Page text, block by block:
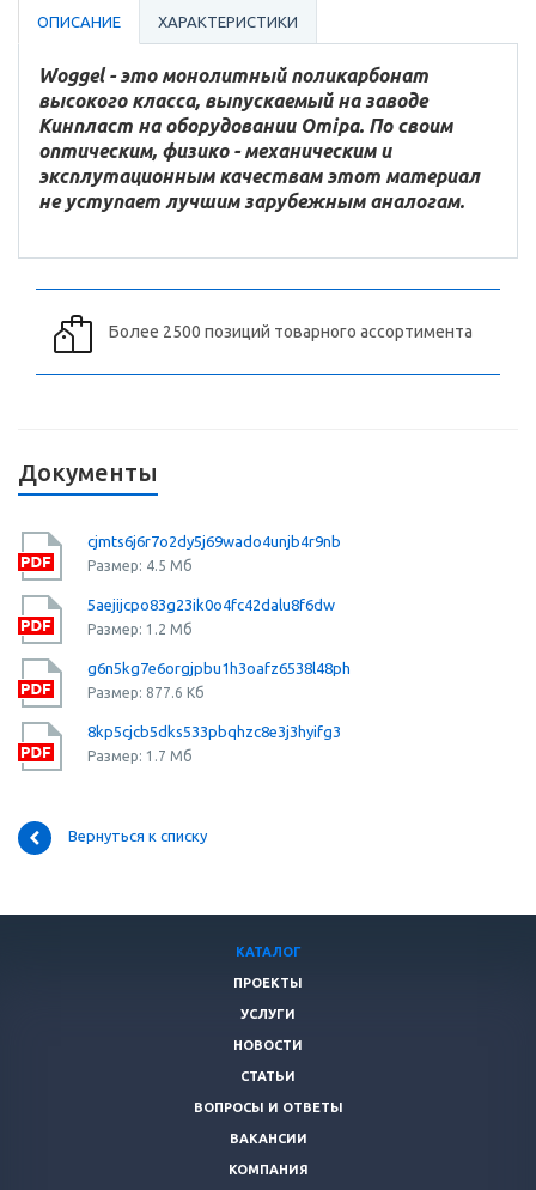
ОПИСАНИЕ ХАРАКТЕРИСТИКИ
Woggel - это монолитный поликарбонат
высокого класса, выпускаемый на заводе
Кинпласт на оборудовании Omipa. По своим
оптическим, физико - механическим и
эксплутационным качествам этот материал
не уступает лучшим зарубежным аналогам.
Более 2500 позиций товарного ассортимента
Документы
cjmts6j6r7o2dy5j69wado4unjb4r9nb
Размер: 4.5 Мб
5aejijcpo83g23ik0o4fc42dalu8f6dw
Размер: 1.2 Мб
g6n5kg7e6orgjpbu1h3oafz6538l48ph
Размер: 877.6 Кб
8kp5cjcb5dks533pbqhzc8e3j3hyifg3
Размер: 1.7 Мб
Вернуться к списку
КАТАЛОГ
ПРОЕКТЫ
УСЛУГИ
НОВОСТИ
СТАТЬИ
ВОПРОСЫ И ОТВЕТЫ
ВАКАНСИИ
КОМПАНИЯ